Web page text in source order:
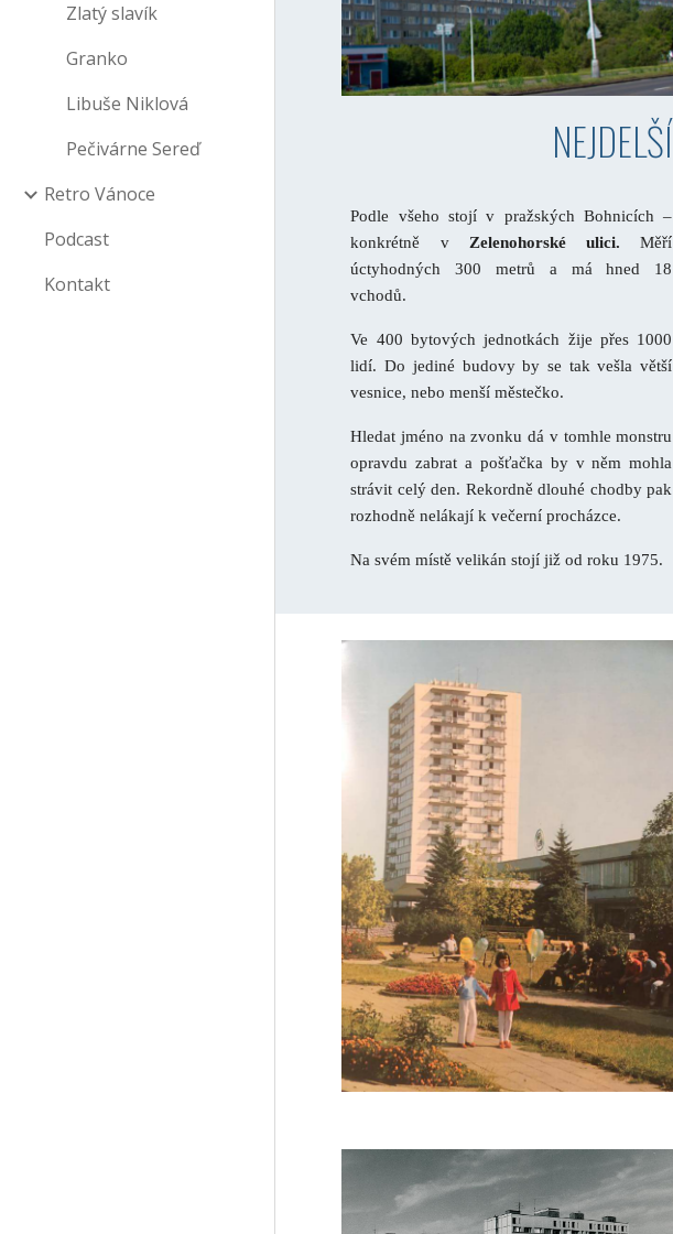
Zlatý slavík
Granko
Libuše Niklová
Pečivárne Sereď
Retro Vánoce
Podcast
Kontakt
NEJDELŠÍ
Podle všeho stojí v pražských Bohnicích –
konkrétně v Zelenohorské ulici. Měří
úctyhodných 300 metrů a má hned 18
vchodů.
Ve 400 bytových jednotkách žije přes 1000
lidí. Do jediné budovy by se tak vešla větší
vesnice, nebo menší městečko.
Hledat jméno na zvonku dá v tomhle monstru
opravdu zabrat a pošťačka by v něm mohla
strávit celý den. Rekordně dlouhé chodby pak
rozhodně nelákají k večerní procházce.
Na svém místě velikán stojí již od roku 1975.